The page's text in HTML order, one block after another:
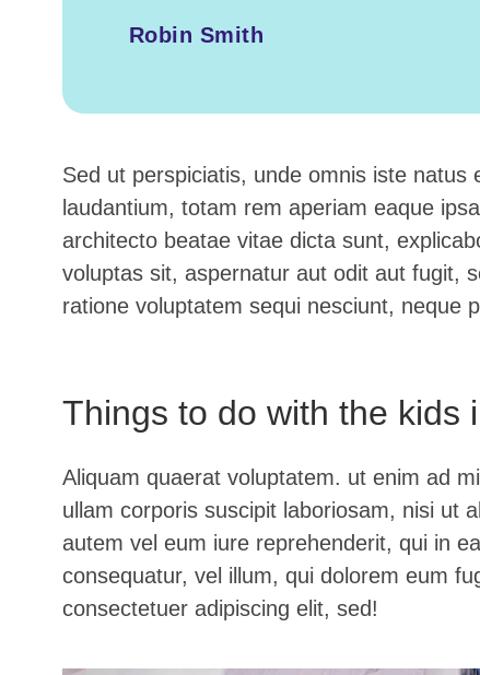
Robin Smith
Sed ut perspiciatis, unde omnis iste
laudantium, totam rem aperiam eaque
architecto beatae vitae dicta sunt,
voluptas sit, aspernatur aut odit aut fugit,
ratione voluptatem sequi nesciunt, neque
Things to do with the kids
Aliquam quaerat voluptatem. ut enim ad
ullam corporis suscipit laboriosam, nisi ut
autem vel eum iure reprehenderit, qui in
consequatur, vel illum, qui dolorem eum
consectetuer adipiscing elit, sed!